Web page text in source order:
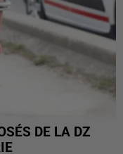
DE LA DZ